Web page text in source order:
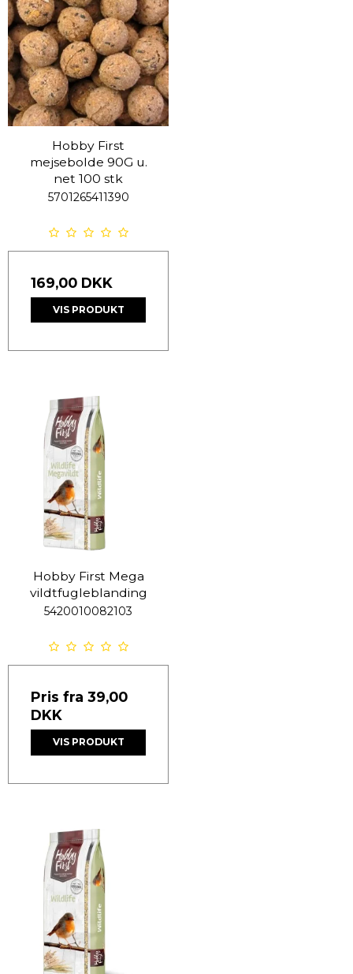
Hobby First
mejsebolde 90G u.
net 100 stk
5701265411390
169,00 DKK
VIS PRODUKT
Hobby First Mega
vildtfugleblanding
5420010082103
Pris fra 39,00
DKK
VIS PRODUKT